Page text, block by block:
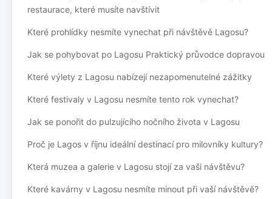
restaurace, které musíte navštívit
Které prohlídky nesmíte vynechat při návštěvě Lagosu?
Jak se pohybovat po Lagosu Praktický průvodce dopravou
Které výlety z Lagosu nabízejí nezapomenutelné zážitky
Které festivaly v Lagosu nesmíte tento rok vynechat?
Jak se ponořit do pulzujícího nočního života v Lagosu
Proč je Lagos v říjnu ideální destinací pro milovníky kultury?
Která muzea a galerie v Lagosu stojí za vaši návštěvu?
Které kavárny v Lagosu nesmíte minout při vaší návštěvě?